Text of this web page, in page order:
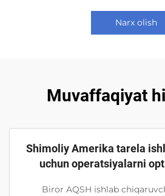
Narx olish
Muvaffaqiyat
Shimoliy Amerika tarela
uchun operatsiyalarni
Biror AQSH ishlab